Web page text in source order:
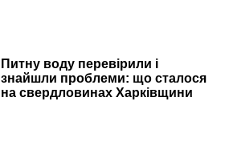
Питну воду перевірили і
знайшли проблеми: що сталося
на свердловинах Харківщини